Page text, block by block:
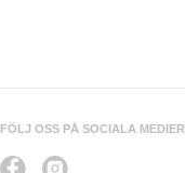
FÖLJ OSS PÅ SOCIALA MEDIER